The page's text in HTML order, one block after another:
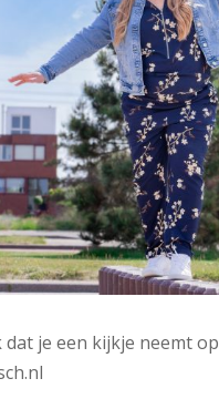
dat je een kijkje neemt op